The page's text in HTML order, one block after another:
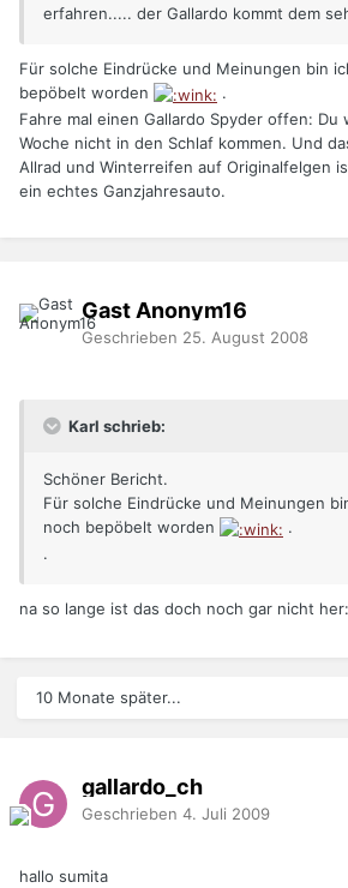
erfahren..... der Gallardo kommt dem
Für solche Eindrücke und Meinungen bin
bepöbelt worden
.
Fahre mal einen Gallardo Spyder offen:
Woche nicht in den Schlaf kommen. Und
Allrad und Winterreifen auf Originalfelgen
ein echtes Ganzjahresauto.
Gast Anonym16
Geschrieben 25. August 2008
Karl schrieb:
Schöner Bericht.
Für solche Eindrücke und Meinungen
noch bepöbelt worden
.
.
na so lange ist das doch noch gar nicht
10 Monate später...
gallardo_ch
Geschrieben 4. Juli 2009
hallo sumita